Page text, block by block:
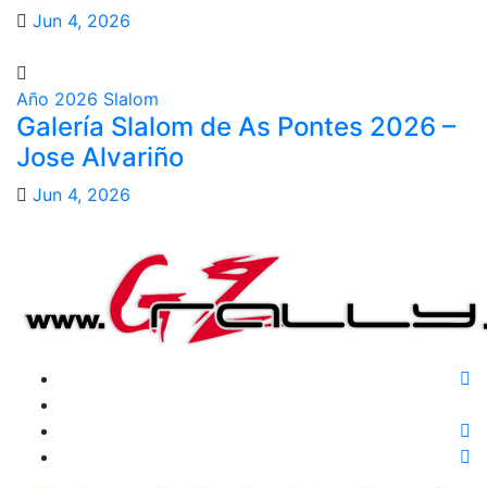
Jun 4, 2026
Año 2026 Slalom
Galería Slalom de As Pontes 2026 –
Jose Alvariño
Jun 4, 2026